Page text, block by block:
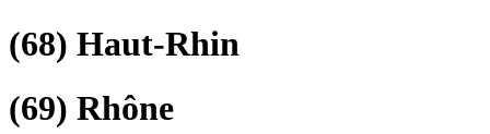
(68) Haut-Rhin
(69) Rhône